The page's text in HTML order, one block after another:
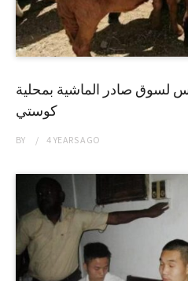
لسوق صادر الماشية بمحلية
كوستي
BY 4 YEARSAGO